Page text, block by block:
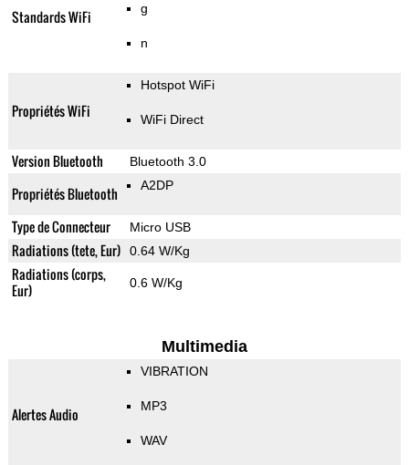
Standards WiFi g
n
Propriétés WiFi
Hotspot WiFi
WiFi Direct
Version Bluetooth Bluetooth 3.0
Propriétés Bluetooth A2DP
Type de Connecteur Micro USB
Radiations (tete, Eur) 0.64 W/Kg
Radiations (corps,
Eur)
0.6 W/Kg
Multimedia
Alertes Audio
VIBRATION
MP3
WAV